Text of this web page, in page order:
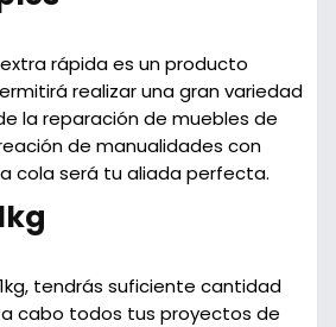
rápidaes un producto
realizar una gran variedad
la reparación de muebles de
de manualidades con
cola será tu aliada perfecta.
tendrás suficiente cantidad
cabo todos tus proyectos de